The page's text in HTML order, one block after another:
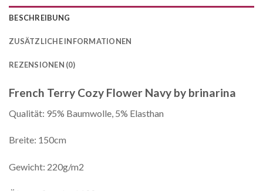
BESCHREIBUNG
ZUSÄTZLICHE INFORMATIONEN
REZENSIONEN (0)
French Terry Cozy Flower Navy by brinarina
Qualität: 95% Baumwolle, 5% Elasthan
Breite: 150cm
Gewicht: 220g/m2